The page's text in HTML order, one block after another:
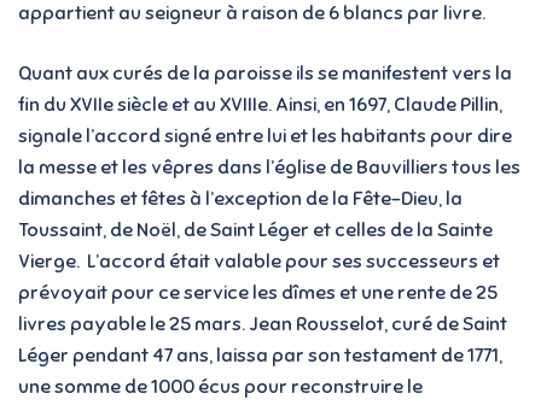
appartient au seigneur à raison de 6 blancs par livre.
Quant aux curés de la paroisse ils se manifestent vers la
fin du XVIIe siècle et au XVIIIe. Ainsi, en 1697, Claude Pillin,
signale l’accord signé entre lui et les habitants pour dire
la messe et les vêpres dans l’église de Bauvilliers tous les
dimanches et fêtes à l’exception de la Fête-Dieu, la
Toussaint, de Noël, de Saint Léger et celles de la Sainte
Vierge. L’accord était valable pour ses successeurs et
prévoyait pour ce service les dîmes et une rente de 25
livres payable le 25 mars. Jean Rousselot, curé de Saint
Léger pendant 47 ans, laissa par son testament de 1771,
une somme de 1000 écus pour reconstruire le